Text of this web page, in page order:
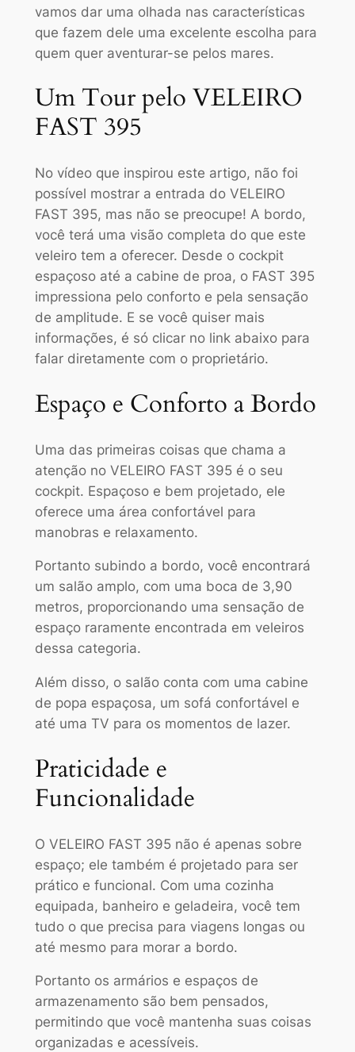
vamos dar uma olhada nas características
que fazem dele uma excelente escolha para
quem quer aventurar-se pelos mares.
Um Tour pelo VELEIRO
FAST 395
No vídeo que inspirou este artigo, não foi
possível mostrar a entrada do VELEIRO
FAST 395, mas não se preocupe! A bordo,
você terá uma visão completa do que este
veleiro tem a oferecer. Desde o cockpit
espaçoso até a cabine de proa, o FAST 395
impressiona pelo conforto e pela sensação
de amplitude. E se você quiser mais
informações, é só clicar no link abaixo para
falar diretamente com o proprietário.
Espaço e Conforto a Bordo
Uma das primeiras coisas que chama a
atenção no VELEIRO FAST 395 é o seu
cockpit. Espaçoso e bem projetado, ele
oferece uma área confortável para
manobras e relaxamento.
Portanto subindo a bordo, você encontrará
um salão amplo, com uma boca de 3,90
metros, proporcionando uma sensação de
espaço raramente encontrada em veleiros
dessa categoria.
Além disso, o salão conta com uma cabine
de popa espaçosa, um sofá confortável e
até uma TV para os momentos de lazer.
Praticidade e
Funcionalidade
O VELEIRO FAST 395 não é apenas sobre
espaço; ele também é projetado para ser
prático e funcional. Com uma cozinha
equipada, banheiro e geladeira, você tem
tudo o que precisa para viagens longas ou
até mesmo para morar a bordo.
Portanto os armários e espaços de
armazenamento são bem pensados,
permitindo que você mantenha suas coisas
organizadas e acessíveis.